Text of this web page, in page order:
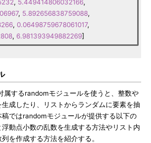
, 5.449414806032166,
, 5.892656838759088,
, 0.06498759678061017,
, 6.981393949882269]
するrandomモジュールを使うと、整数や
成したり、リストからランダムに要素を抽
ではrandomモジュールが提供する以下の
動点小数の乱数を生成する方法やリスト内
を作成する方法を紹介する。